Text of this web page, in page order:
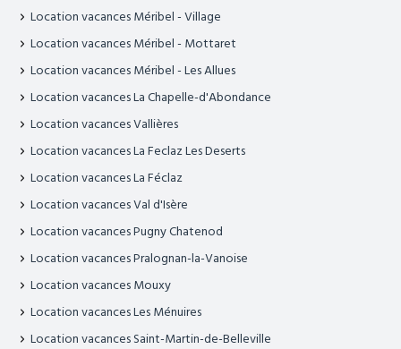
Location vacances Méribel - Village
Location vacances Méribel - Mottaret
Location vacances Méribel - Les Allues
Location vacances La Chapelle-d'Abondance
Location vacances Vallières
Location vacances La Feclaz Les Deserts
Location vacances La Féclaz
Location vacances Val d'Isère
Location vacances Pugny Chatenod
Location vacances Pralognan-la-Vanoise
Location vacances Mouxy
Location vacances Les Ménuires
Location vacances Saint-Martin-de-Belleville